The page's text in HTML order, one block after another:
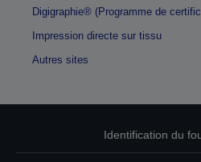
Digigraphie® (Programme de
Impression directe sur tissu
Autres sites
Identification du